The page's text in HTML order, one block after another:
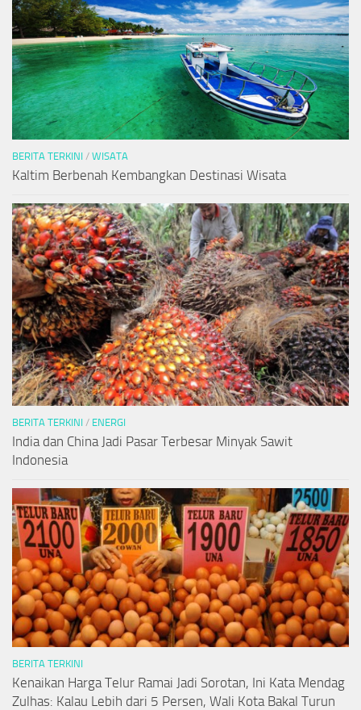
BERITA TERKINI / WISATA
Kaltim Berbenah Kembangkan Destinasi Wisata
BERITA TERKINI / ENERGI
India dan China Jadi Pasar Terbesar Minyak Sawit
Indonesia
BERITA TERKINI
Kenaikan Harga Telur Ramai Jadi Sorotan, Ini Kata Mendag
Zulhas: Kalau Lebih dari 5 Persen, Wali Kota Bakal Turun